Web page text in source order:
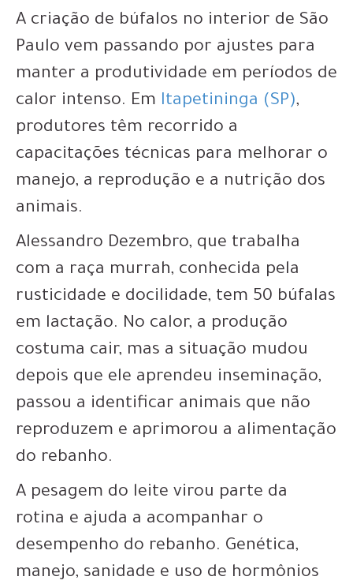
A criação de búfalos no interior de São
Paulo vem passando por ajustes para
manter a produtividade em períodos de
calor intenso. Em Itapetininga (SP),
produtores têm recorrido a
capacitações técnicas para melhorar o
manejo, a reprodução e a nutrição dos
animais.
Alessandro Dezembro, que trabalha
com a raça murrah, conhecida pela
rusticidade e docilidade, tem 50 búfalas
em lactação. No calor, a produção
costuma cair, mas a situação mudou
depois que ele aprendeu inseminação,
passou a identificar animais que não
reproduzem e aprimorou a alimentação
do rebanho.
A pesagem do leite virou parte da
rotina e ajuda a acompanhar o
desempenho do rebanho. Genética,
manejo, sanidade e uso de hormônios